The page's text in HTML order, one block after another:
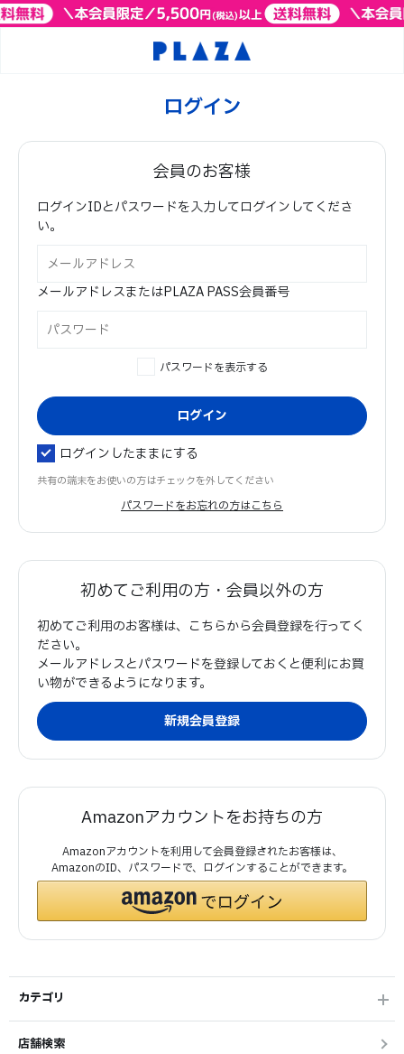
ログイン
会員のお客様
ログインIDとパスワードを入力してログインしてくださ
い。
メールアドレスまたはPLAZA PASS会員番号
パスワードを表示する
ログインしたままにする
共有の端末をお使いの方はチェックを外してください
パスワードをお忘れの方はこちら
初めてご利用の方・会員以外の方
初めてご利用のお客様は、こちらから会員登録を行ってく
ださい。
メールアドレスとパスワードを登録しておくと便利にお買
い物ができるようになります。
Amazonアカウントをお持ちの方
Amazonアカウントを利用して会員登録されたお客様は、
AmazonのID、パスワードで、ログインすることができます。
カテゴリ
店舗検索